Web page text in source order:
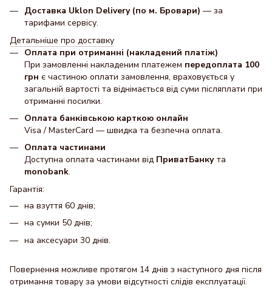
Доставка Uklon Delivery (по м. Бровари) — за
тарифами сервісу.
Детальніше про доставку
Оплата при отриманні (накладений платіж)
При замовленні накладеним платежем передоплата 100
грн є частиною оплати замовлення, враховується у
загальній вартості та віднімається від суми післяплати при
отриманні посилки.
Оплата банківською карткою онлайн
Visa / MasterCard — швидка та безпечна оплата.
Оплата частинами
Доступна оплата частинами від ПриватБанку та
monobank.
Гарантія:
на взуття 60 днів;
на сумки 50 днів;
на аксесуари 30 днів.
Повернення можливе протягом 14 днів з наступного дня після
отримання товару за умови відсутності слідів експлуатації.